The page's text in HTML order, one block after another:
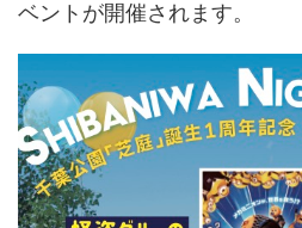
ベントが開催されます。